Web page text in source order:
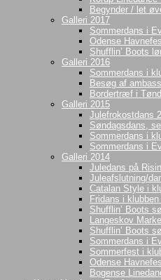
Begynder / let
Galleri 2017
Sommerdans i
Odense
Shufflin’ Boots
Galleri 2016
Sommerdans i
Besøg af
Bordertræf i
Galleri 2015
Julefrokostdans
Søndagsdans,
Sommerdans i
Sommerdans i
Galleri 2014
Juledans på
Juleafslutning/
Catalan Style i
Fridans i
Shufflin’ Boots
Langeskov
Shufflin’ Boots
Sommerdans i
Sommerfest i
Odense
Bogense